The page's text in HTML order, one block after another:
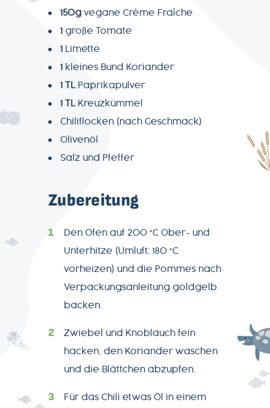
AGB
Zubereitung
Den Ofen auf 200 °C Ober- und
Unterhitze (Umluft: 180 °C
vorheizen) und die Pommes nach
Verpackungsanleitung goldgelb
backen.
Zwiebel und Knoblauch fein
hacken, den Koriander waschen
und die Blättchen abzupfen.
Für das Chili etwas Öl in einem
150g vegane Crème Fraîche
1 große Tomate
1 Limette
1 kleines Bund Koriander
1 TLPaprikapulver
1 TLKreuzkümmel
Chiliflocken (nach Geschmack)
Olivenöl
Salz und Pfeffer